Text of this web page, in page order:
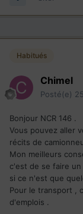
Habitués
Chimel
Posté(e)
Bonjour NCR 146 .
Vous pouvez aller
récits de
Mon meilleurs
c'est de se faire un
si ce n'est que
Pour le transport ,
d'emplois .